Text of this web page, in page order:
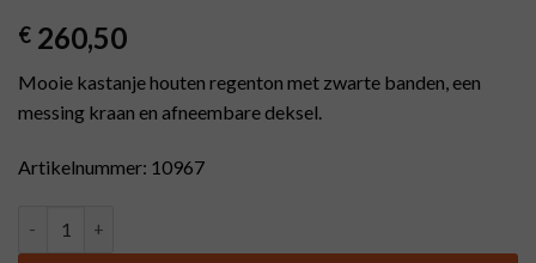
€ 260,50
Mooie kastanje houten regenton met zwarte banden, een
messing kraan en afneembare deksel.
Artikelnummer: 10967